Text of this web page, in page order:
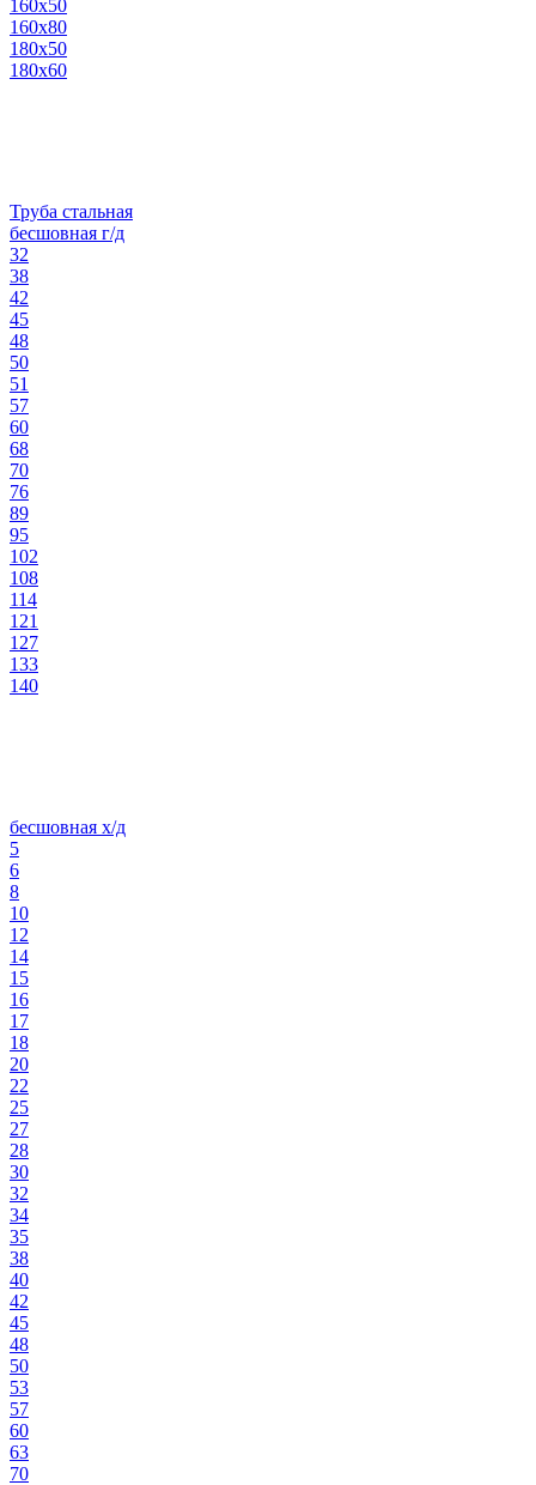
160х50
160х80
180х50
180х60
Труба стальная
бесшовная г/д
32
38
42
45
48
50
51
57
60
68
70
76
89
95
102
108
114
121
127
133
140
бесшовная х/д
5
6
8
10
12
14
15
16
17
18
20
22
25
27
28
30
32
34
35
38
40
42
45
48
50
53
57
60
63
70